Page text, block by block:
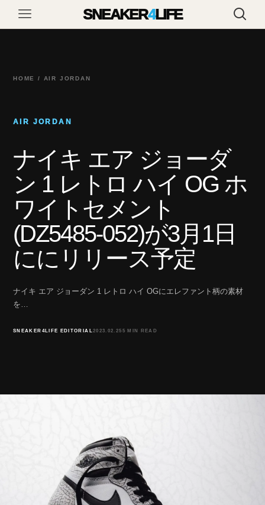
SNEAKER4LIFE
HOME / AIR JORDAN
AIR JORDAN
ナイキ エア ジョーダ
ン 1 レトロ ハイ OG ホ
ワイトセメント
(DZ5485-052)が3月1日
ににリリース予定
ナイキ エア ジョーダン 1 レトロ ハイ OGにエレファント柄の素材
を…
SNEAKER4LIFE EDITORIAL2023.02.25 5 MIN READ